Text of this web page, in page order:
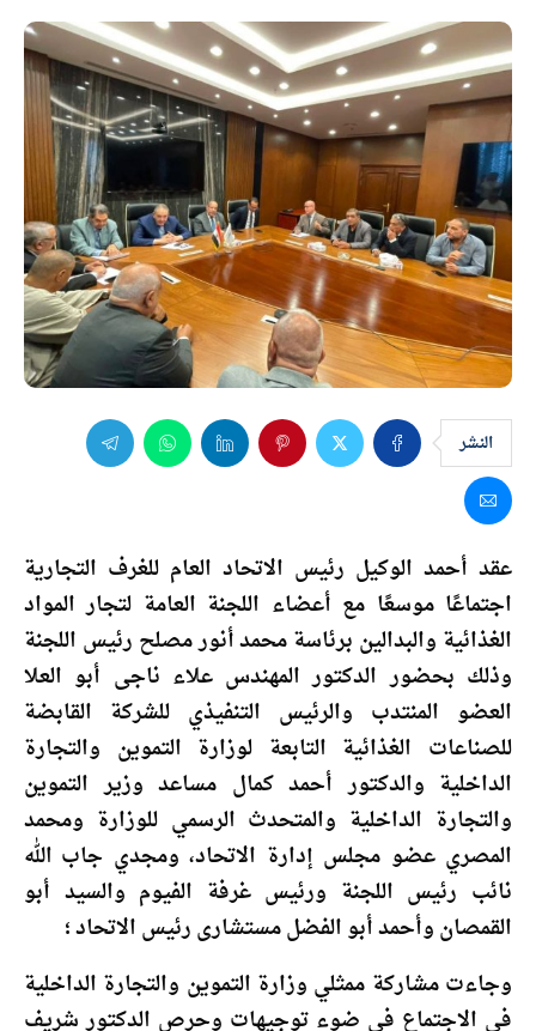
النشر
‏عقد أحمد الوكيل رئيس الاتحاد العام للغرف التجارية
اجتماعًا موسعًا مع أعضاء اللجنة العامة لتجار المواد
الغذائية والبدالين برئاسة محمد أنور مصلح رئيس اللجنة
وذلك بحضور الدكتور المهندس علاء ناجى أبو العلا
العضو المنتدب والرئيس التنفيذي للشركة القابضة
للصناعات الغذائية التابعة لوزارة التموين والتجارة
الداخلية والدكتور أحمد كمال مساعد وزير التموين
والتجارة الداخلية والمتحدث الرسمي للوزارة ومحمد
المصري عضو مجلس إدارة الاتحاد، ومجدي جاب الله
نائب رئيس اللجنة ورئيس غرفة الفيوم والسيد أبو
القمصان وأحمد أبو الفضل مستشارى رئيس الاتحاد ؛
‏وجاءت مشاركة ممثلي وزارة التموين والتجارة الداخلية
فى الاجتماع في ضوء توجيهات وحرص الدكتور شريف